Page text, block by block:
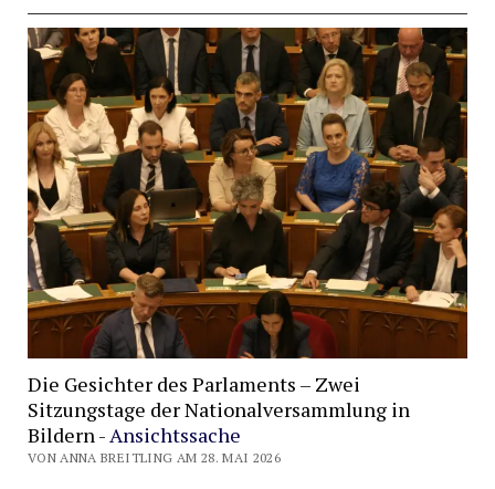
Die Gesichter des Parlaments – Zwei
Sitzungstage der Nationalversammlung in
Bildern -Ansichtssache
VON ANNA BREITLING AM 28. MAI 2026